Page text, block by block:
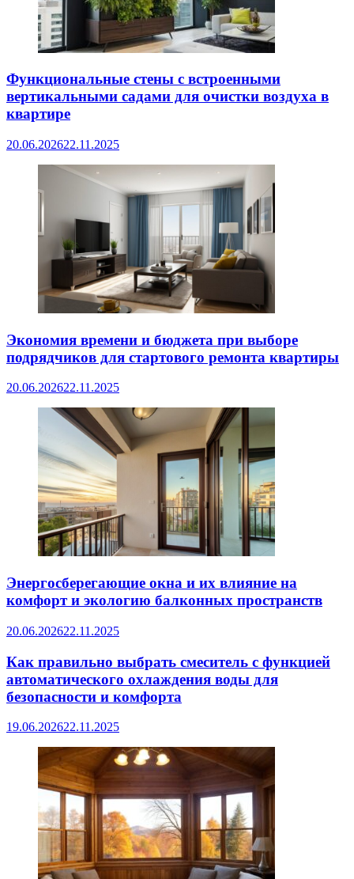
Функциональные стены с встроенными
вертикальными садами для очистки воздуха в
квартире
20.06.202622.11.2025
Экономия времени и бюджета при выборе
подрядчиков для стартового ремонта квартиры
20.06.202622.11.2025
Энергосберегающие окна и их влияние на
комфорт и экологию балконных пространств
20.06.202622.11.2025
Как правильно выбрать смеситель с функцией
автоматического охлаждения воды для
безопасности и комфорта
19.06.202622.11.2025